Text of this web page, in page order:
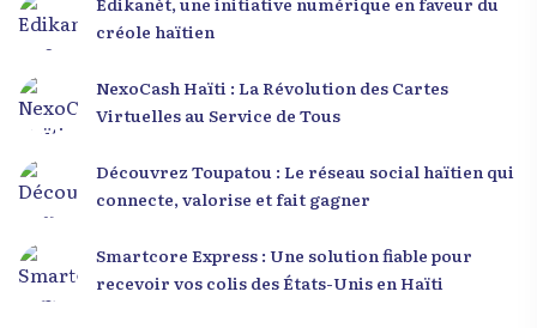
créole haïtien
NexoCash Haïti : La Révolution des Cartes
Virtuelles au Service de Tous
Découvrez Toupatou : Le réseau social haïtien qui
connecte, valorise et fait gagner
Smartcore Express : Une solution fiable pour
recevoir vos colis des États-Unis en Haïti